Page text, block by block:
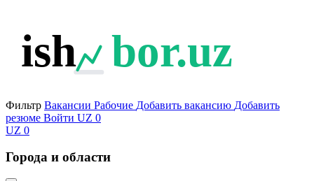
ish bor.uz
Фильтр Вакансии Рабочие Добавить вакансию Добавить
резюме Войти UZ 0
UZ 0
Города и области